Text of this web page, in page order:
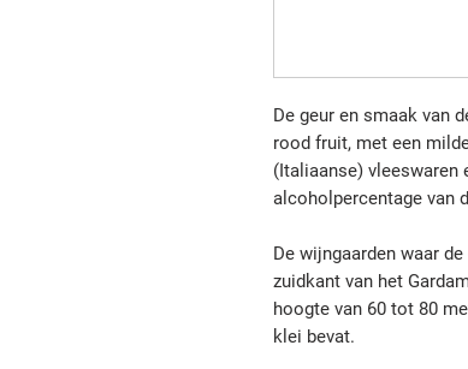
De geur en smaak van
rood fruit, met een
(Italiaanse)
alcoholpercentage van
De wijngaarden waar
zuidkant van het
hoogte van 60 tot 80
klei bevat.